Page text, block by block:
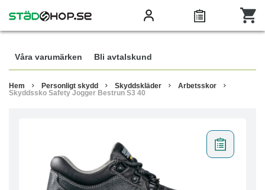
Våra varumärken Bli avtalskund
Hem Personligt skydd Skyddskläder
Arbetsskor
Skyddssko Safety Jogger Bestrun S3 40